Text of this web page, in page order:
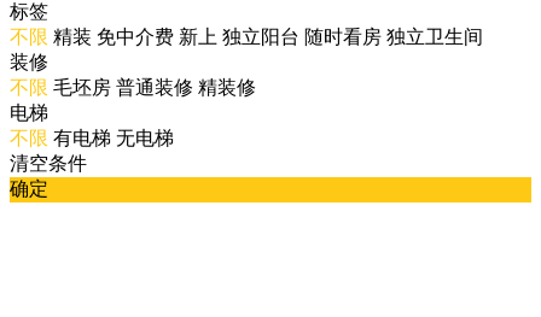
标签
不限 精装 免中介费 新上 独立阳台 随时看房 独立卫生间
装修
不限 毛坯房 普通装修 精装修
电梯
不限 有电梯 无电梯
清空条件
确定